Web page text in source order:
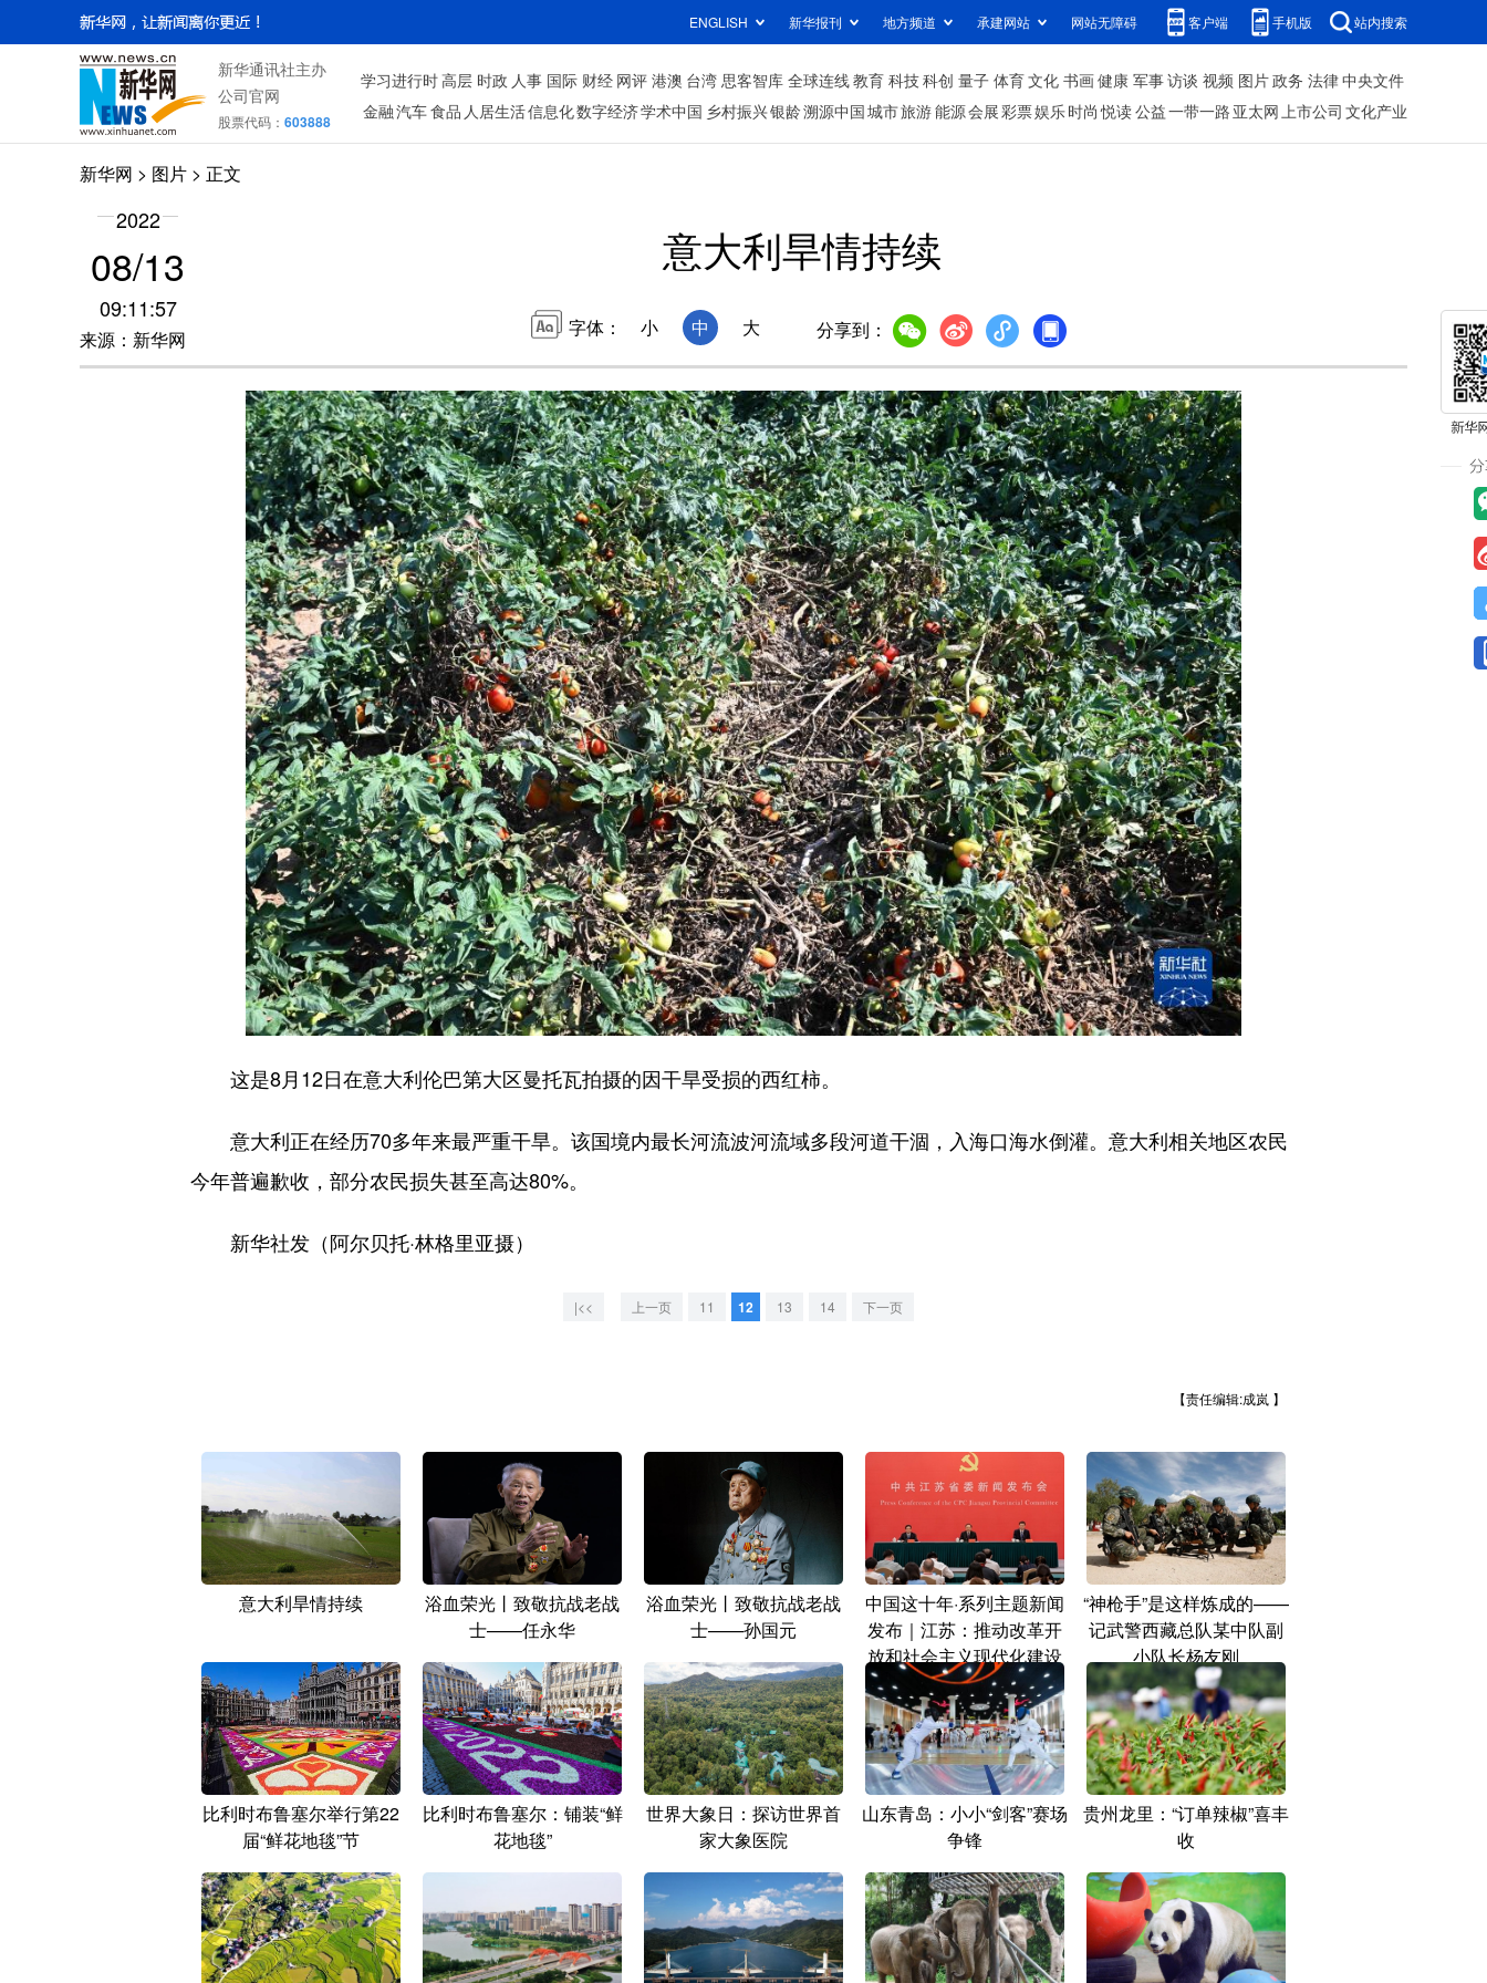
ENGLISH 新华报刊 地方频道 承建网站 网站无障碍 客户端 手机版 站内搜索
新华通讯社主办
公司官网
股票代码： 603888
学习进行时高层 时政 人事 国际 财经 网评 港澳 台湾 思客智库 全球连线教育 科技科创 量子 体育文化 书画健康 军事访谈 视频 图片政务 法律中央文件
金融汽车食品 人居生活信息化数字经济学术中国 乡村振兴银龄溯源中国城市旅游能源会展彩票娱乐时尚 悦读公益一带一路 亚太网上市公司 文化产业
新华网 > 图片 > 正文
2022
08/13
09:11:57
来源：新华网
意大利旱情持续
字体： 小 中 大 分享到：
这是8月12日在意大利伦巴第大区曼托瓦拍摄的因干旱受损的西红柿。
意大利正在经历70多年来最严重干旱。该国境内最长河流波河流域多段河道干涸，入海口海水倒灌。意大利相关地区农民
今年普遍歉收，部分农民损失甚至高达80%。
新华社发（阿尔贝托·林格里亚摄）
|<< 上一页 11 12 13 14 下一页
【责任编辑:成岚 】
意大利旱情持续
浴血荣光丨致敬抗战老战
士——任永华
浴血荣光丨致敬抗战老战
士——孙国元
中国这十年·系列主题新闻
发布｜江苏：推动改革开
放和社会主义现代化建设
迈上新台阶
“神枪手”是这样炼成的——
记武警西藏总队某中队副
小队长杨友刚
比利时布鲁塞尔举行第22
届“鲜花地毯”节
比利时布鲁塞尔：铺装“鲜
花地毯”
世界大象日：探访世界首
家大象医院
山东青岛：小小“剑客”赛场
争锋
贵州龙里：“订单辣椒”喜丰
收